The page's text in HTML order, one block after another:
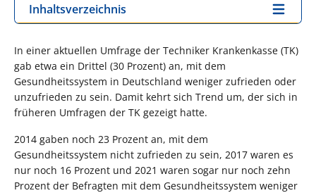
Inhaltsverzeichnis
In einer aktuellen Umfrage der Techniker Krankenkasse (TK)
gab etwa ein Drittel (30 Prozent) an, mit dem
Gesundheitssystem in Deutschland weniger zufrieden oder
unzufrieden zu sein. Damit kehrt sich Trend um, der sich in
früheren Umfragen der TK gezeigt hatte.
2014 gaben noch 23 Prozent an, mit dem
Gesundheitssystem nicht zufrieden zu sein, 2017 waren es
nur noch 16 Prozent und 2021 waren sogar nur noch zehn
Prozent der Befragten mit dem Gesundheitssystem weniger